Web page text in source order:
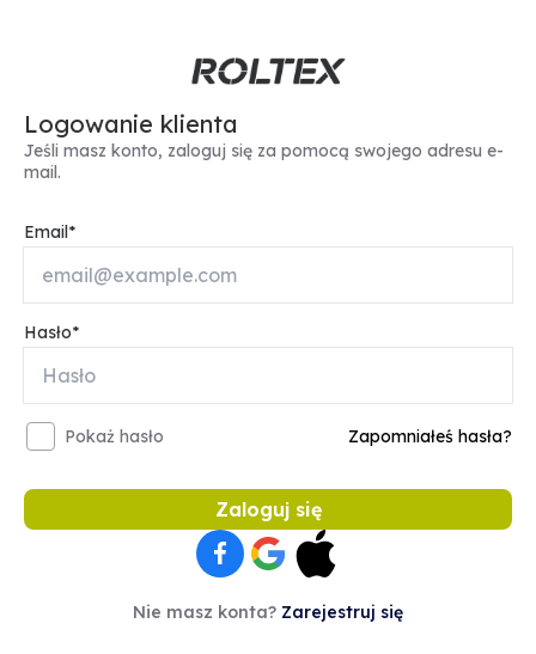
Logowanie klienta
Jeśli masz konto, zaloguj się za pomocą swojego adresu e-
mail.
Email
Hasło
Pokaż hasło Zapomniałeś hasła?
Zaloguj się
Nie masz konta? Zarejestruj się